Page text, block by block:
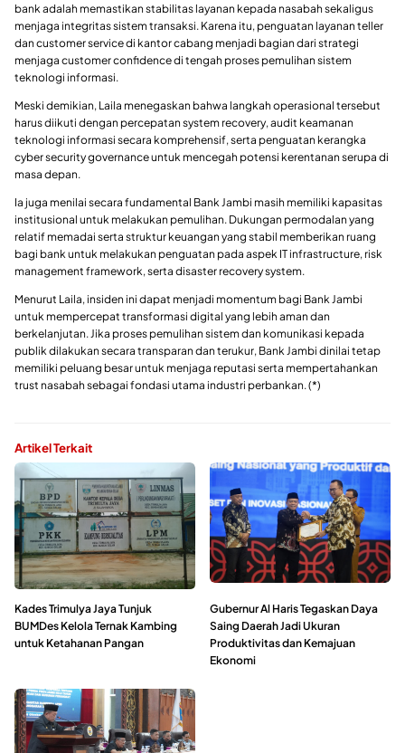
bank adalah memastikan stabilitas layanan kepada nasabah sekaligus
menjaga integritas sistem transaksi. Karena itu, penguatan layanan teller
dan customer service di kantor cabang menjadi bagian dari strategi
menjaga customer confidence di tengah proses pemulihan sistem
teknologi informasi.
Meski demikian, Laila menegaskan bahwa langkah operasional tersebut
harus diikuti dengan percepatan system recovery, audit keamanan
teknologi informasi secara komprehensif, serta penguatan kerangka
cyber security governance untuk mencegah potensi kerentanan serupa di
masa depan.
Ia juga menilai secara fundamental Bank Jambi masih memiliki kapasitas
institusional untuk melakukan pemulihan. Dukungan permodalan yang
relatif memadai serta struktur keuangan yang stabil memberikan ruang
bagi bank untuk melakukan penguatan pada aspek IT infrastructure, risk
management framework, serta disaster recovery system.
Menurut Laila, insiden ini dapat menjadi momentum bagi Bank Jambi
untuk mempercepat transformasi digital yang lebih aman dan
berkelanjutan. Jika proses pemulihan sistem dan komunikasi kepada
publik dilakukan secara transparan dan terukur, Bank Jambi dinilai tetap
memiliki peluang besar untuk menjaga reputasi serta mempertahankan
trust nasabah sebagai fondasi utama industri perbankan. (*)
Artikel Terkait
Kades Trimulya Jaya Tunjuk
BUMDes Kelola Ternak Kambing
untuk Ketahanan Pangan
Gubernur Al Haris Tegaskan Daya
Saing Daerah Jadi Ukuran
Produktivitas dan Kemajuan
Ekonomi